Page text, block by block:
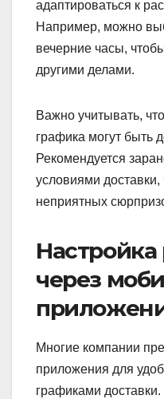
адаптироваться к
Например, можно
вечерние часы,
другими делами.
Важно учитывать,
графика могут быть
Рекомендуется
условиями
неприятных
через
Многие компании
приложения для
графиками